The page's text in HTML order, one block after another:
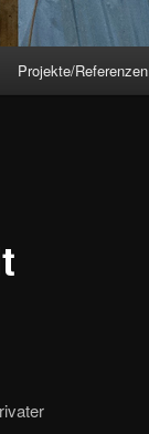
Projekte/Referenzen